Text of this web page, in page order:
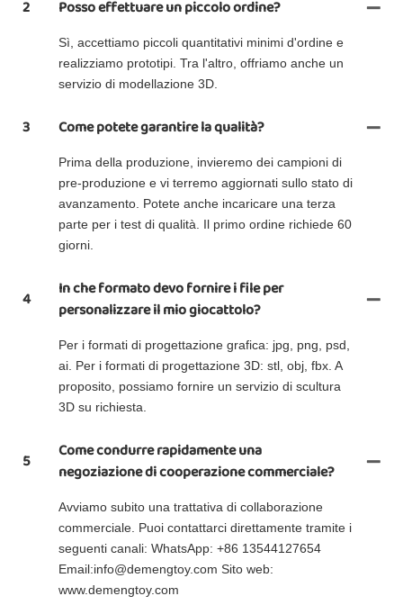
2 Posso effettuare un piccolo ordine?
Sì, accettiamo piccoli quantitativi minimi d'ordine e
realizziamo prototipi. Tra l'altro, offriamo anche un
servizio di modellazione 3D.
3 Come potete garantire la qualità?
Prima della produzione, invieremo dei campioni di
pre-produzione e vi terremo aggiornati sullo stato di
avanzamento. Potete anche incaricare una terza
parte per i test di qualità. Il primo ordine richiede 60
giorni.
4
In che formato devo fornire i file per
personalizzare il mio giocattolo?
Per i formati di progettazione grafica: jpg, png, psd,
ai. Per i formati di progettazione 3D: stl, obj, fbx. A
proposito, possiamo fornire un servizio di scultura
3D su richiesta.
5
Come condurre rapidamente una
negoziazione di cooperazione commerciale?
Avviamo subito una trattativa di collaborazione
commerciale. Puoi contattarci direttamente tramite i
seguenti canali: WhatsApp: +86 13544127654
Email:info@demengtoy.com Sito web:
www.demengtoy.com